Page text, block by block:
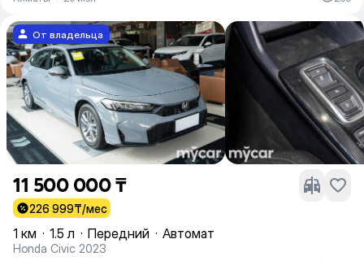
От владельца
11 500 000 ₸
226 999₸/мес
1 км · 1.5 л · Передний · Автомат
Honda Civic 2023